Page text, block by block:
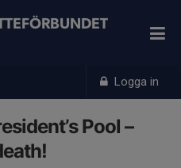
Logga in
Pool –